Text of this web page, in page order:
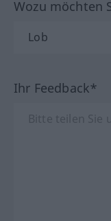
Wozu möchten
Ihr Feedback*